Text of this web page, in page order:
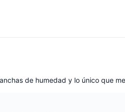
de humedad y lo único que